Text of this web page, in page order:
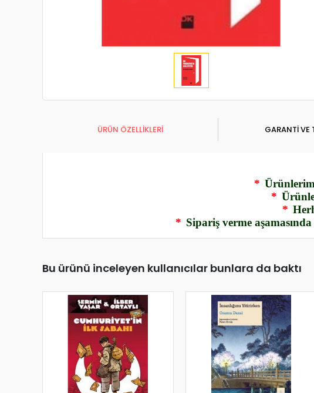
ÜRÜN ÖZELLİKLERİ GARANTİ VE
*
*
*
* Sipariş verme
Bu ürünü inceleyen kullanıcılar bunlara da baktı